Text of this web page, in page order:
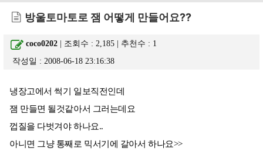
방울토마토로 잼 어떻게 만들어요??
coco0202 | 조회수 : 2,185 | 추천수 : 1
작성일 : 2008-06-18 23:16:38
냉장고에서 썩기 일보직전인데
잼 만들면 될것같아서 그러는데요
껍질을 다벗겨야 하나요..
아니면 그냥 통째로 믹서기에 갈아서 하나요>>